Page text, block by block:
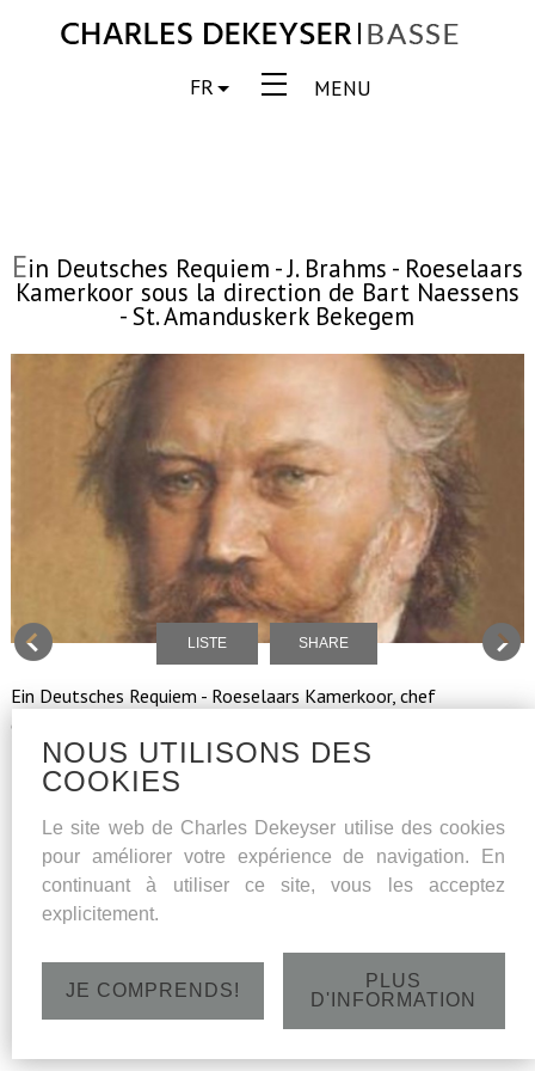
MENU
FR
Ein Deutsches Requiem - J. Brahms - Roeselaars
Kamerkoor sous la direction de Bart Naessens
- St. Amanduskerk Bekegem
LISTE SHARE
Ein Deutsches Requiem - Roeselaars Kamerkoor, chef
d'orchestre Bart Naessens, solistes: soprano Amaryllis
Dieltiens, basse Charles Dekeyser
Dimanche 30 octobre 2016 - St.Amanduskerk,
Bevrijdingsstraat 1, 8480 Bekegem - 18h
NOUS UTILISONS DES
COOKIES
Le site web de Charles Dekeyser utilise des cookies
pour améliorer votre expérience de navigation. En
continuant à utiliser ce site, vous les acceptez
explicitement.
JE COMPRENDS!
PLUS
D'INFORMATION